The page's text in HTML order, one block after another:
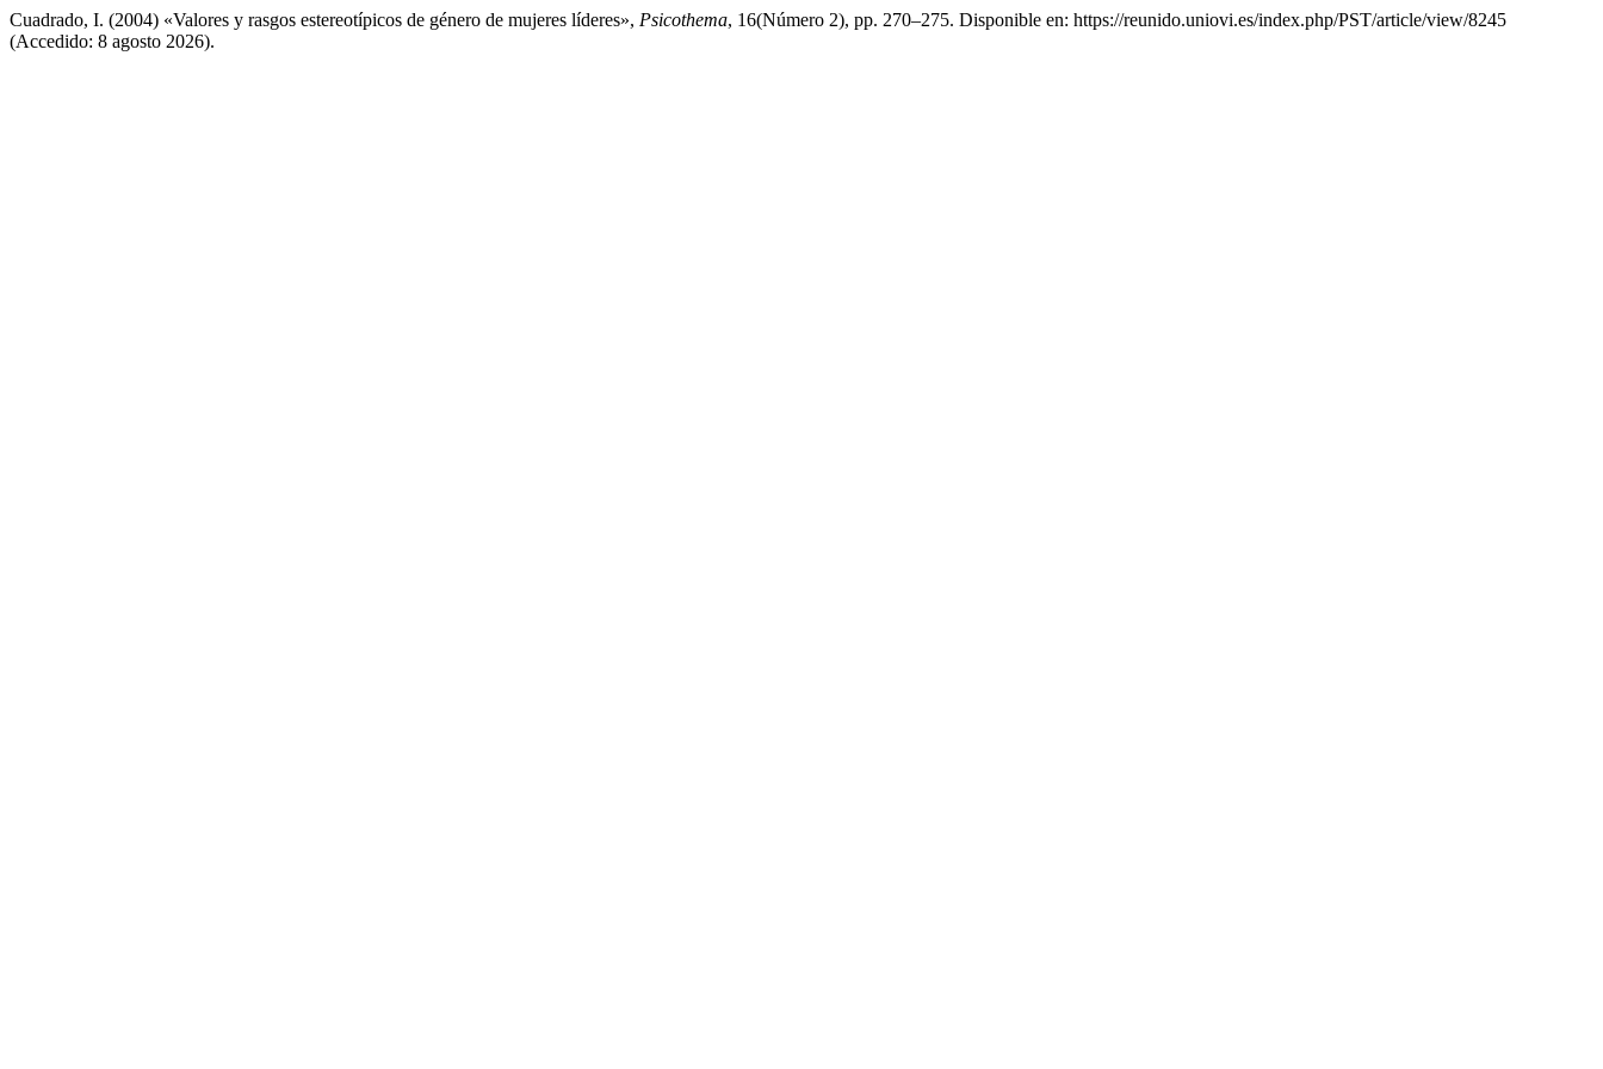
Cuadrado, I. (2004) «Valores y rasgos estereotípicos de género de mujeres líderes», Psicothema, 16(Número 2), pp. 270–275. Disponible en: https://reunido.uniovi.es/index.php/PST/article/view/8245
(Accedido: 8 agosto 2026).